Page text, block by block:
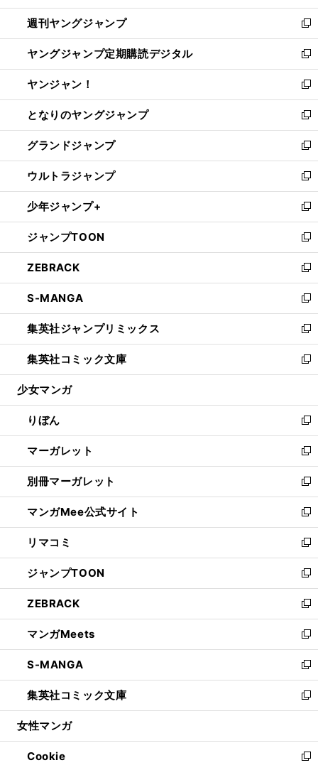
開
く
ウ
で
開
く
ン
ド
ウ
で
開
く
ウ
ィ
ン
ド
ウ
で
開
く
週刊ヤングジャンプ
新
し
い
ウ
ィ
ン
ド
ウ
で
開
く
ヤングジャンプ定期購読デジタル
新
し
い
ウ
ィ
ン
ド
ウ
で
開
く
ヤンジャン！
新
し
い
ウ
ィ
ン
ド
ウ
で
開
く
となりのヤングジャンプ
新
し
い
ウ
ィ
ン
ド
ウ
で
開
く
グランドジャンプ
新
し
い
ウ
ィ
ン
ド
ウ
で
開
く
ウルトラジャンプ
新
し
い
ウ
ィ
ン
ド
ウ
で
開
く
少年ジャンプ+
新
し
い
ウ
ィ
ン
ド
ウ
で
開
く
ジャンプTOON
新
し
い
ウ
ィ
ン
ド
ウ
で
開
ZEBRACK
新
し
い
ウ
ィ
ン
ド
ウ
開
く
S-MANGA
新
し
い
ウ
ィ
ン
ウ
で
開
く
集英社ジャンプリミックス
新
し
い
ウ
ン
ド
ウ
で
開
く
集英社コミック文庫
新
し
ウ
ィ
ン
ド
ウ
で
開
く
少女マンガ
りぼん
新
し
い
ウ
ィ
ン
ド
ウ
で
開
く
マーガレット
新
し
い
ウ
ィ
ン
ド
ウ
で
開
く
別冊マーガレット
新
し
い
ウ
ィ
ン
ド
ウ
で
開
く
マンガMee公式サイト
新
し
い
ウ
ィ
ン
ド
ウ
で
開
く
リマコミ
新
し
い
ウ
ィ
ン
ド
ウ
で
開
く
ジャンプTOON
新
し
い
ウ
ィ
ン
ド
ウ
で
開
ZEBRACK
新
し
い
ウ
ィ
ン
ド
ウ
開
く
マンガMeets
新
し
い
ウ
ィ
ン
ウ
で
S-MANGA
新
し
い
ウ
ン
ド
集英社コミック文庫
新
し
ウ
ィ
女性マンガ
Cookie
新